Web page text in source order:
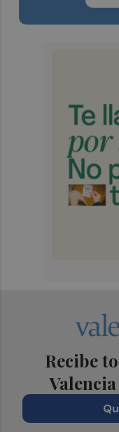
Recibe